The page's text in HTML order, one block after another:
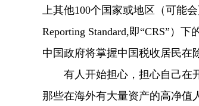
上其他100个国家或地区（可能
Reporting Standard,即“CRS”）
中国政府将掌握中国税收居民在
有人开始担心，担心自己在开
那些在海外有大量资产的高净值